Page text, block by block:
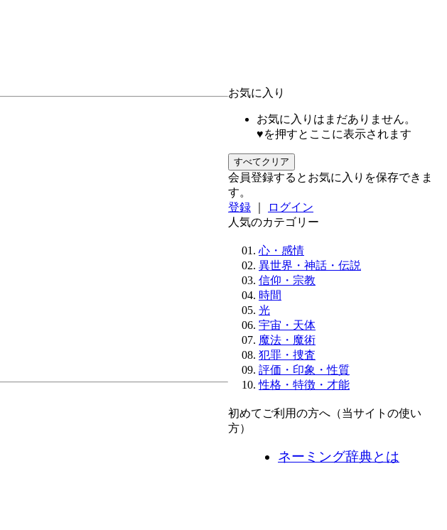
お気に入り
お気に入りはまだありません。
♥を押すとここに表示されます
すべてクリア
会員登録するとお気に入りを保存できま
す。
登録
ログイン
人気のカテゴリー
心・感情
異世界・神話・伝説
信仰・宗教
時間
光
宇宙・天体
魔法・魔術
犯罪・捜査
評価・印象・性質
性格・特徴・才能
初めてご利用の方へ（当サイトの使い
方）
ネーミング辞典とは